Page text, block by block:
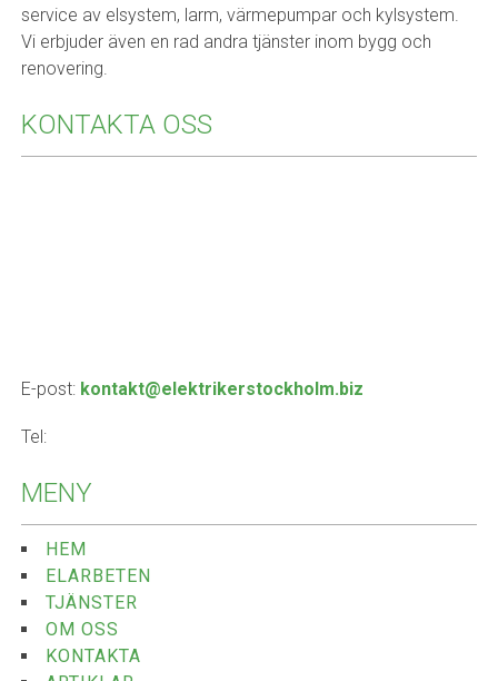
service av elsystem, larm, värmepumpar och kylsystem.
Vi erbjuder även en rad andra tjänster inom bygg och
renovering.
KONTAKTA OSS
E-post: kontakt@elektrikerstockholm.biz
Tel:
MENY
HEM
ELARBETEN
TJÄNSTER
OM OSS
KONTAKTA